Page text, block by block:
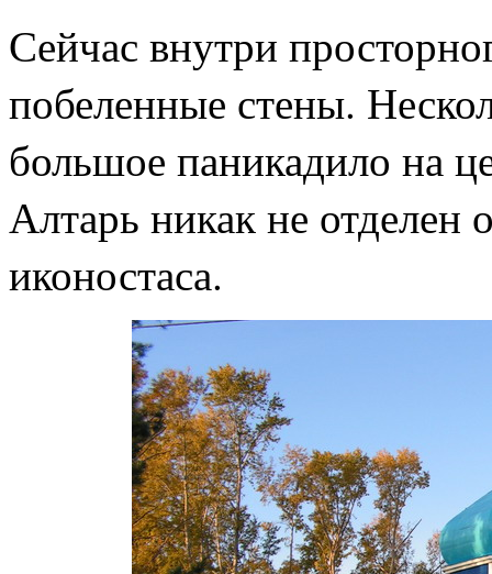
Сейчас внутри
побеленные стены.
большое паникадило на
Алтарь никак не отделен
иконостаса.